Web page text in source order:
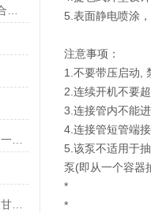
5.表面静电喷涂
注意事项：
1.不要带压启动,
2.连续开机不要
3.连接管内不能
4.连接管短管端
5.该泵不适用于
泵(即从一个容器
*
*